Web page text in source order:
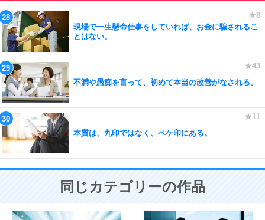
現場で一生懸命仕事をしていれば、お金に騙されるこ
とはない。
不満や愚痴を言って、初めて本当の改善がなされる。
本質は、丸印ではなく、ペケ印にある。
同じカテゴリーの作品